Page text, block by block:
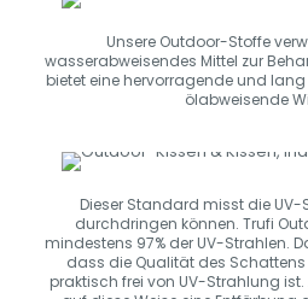
Unsere Outdoor-Stoffe
wasserabweisendes Mittel zur
bietet eine hervorragende und
ölabweisende
Dieser Standard misst die UV-
durchdringen können. Trufi
mindestens 97% der UV-Strahlen.
dass die Qualität des
praktisch frei von UV-Strahlung